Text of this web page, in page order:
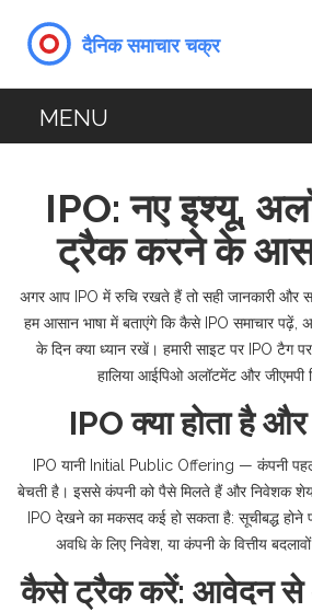
IPO: नए इश्यू,
ट्रैक करने के
अगर आप IPO में रुचि रखते हैं तो सही जानकारी और
हम आसान भाषा में बताएंगे कि कैसे IPO समाचार
के दिन क्या ध्यान रखें। हमारी साइट पर IPO
हालिया आईपिओ अलॉटमेंट और जीएमपी
IPO क्या होता है
IPO यानी Initial Public Offering — कंपनी
बेचती है। इससे कंपनी को पैसे मिलते हैं और निवेशक
IPO देखने का मकसद कई हो सकता है: सूचीबद्ध होने
अवधि के लिए निवेश, या कंपनी के वित्तीय
कैसे ट्रैक करें: आवेदन से